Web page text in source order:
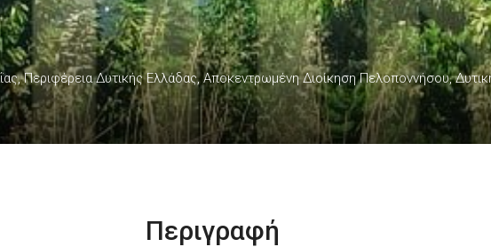
Περιφέρεια Δυτικής Ελλάδας, Αποκεντρωμένη Διοίκηση Πελοποννήσου,
Περιγραφή